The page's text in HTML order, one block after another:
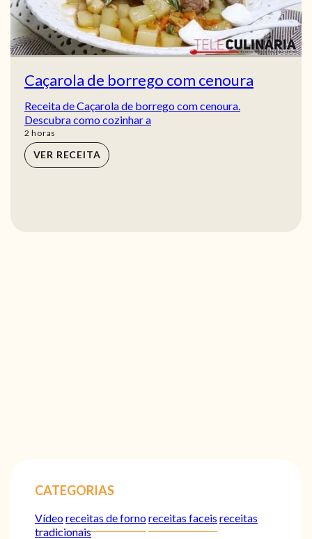
Caçarola de borrego com cenoura
Receita de Caçarola de borrego com cenoura.
Descubra como cozinhar a
2 horas
horas
VER RECEITA
CATEGORIAS
Vídeoreceitas de fornoreceitas faceis receitas
tradicionais